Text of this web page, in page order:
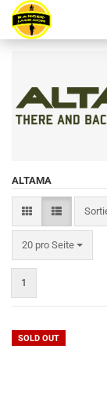
ALTAMA
20 pro Seite
pro Seite
1
SOLD OUT